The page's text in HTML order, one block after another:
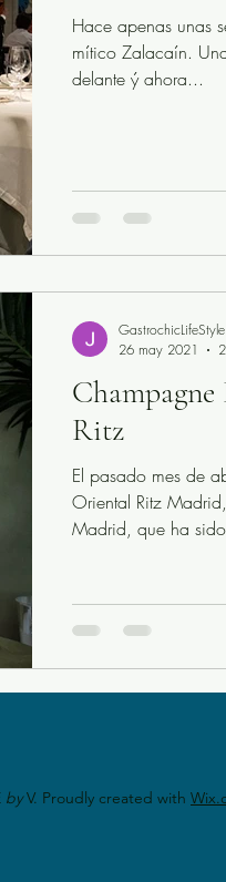
Hace apenas unas
mítico Zalacaín.
delante ý ahora...
Ritz
El pasado mes de abril
Oriental Ritz
Madrid, que ha
GastrochicLifeStyle
26 may 2021
byV. Proudly created with